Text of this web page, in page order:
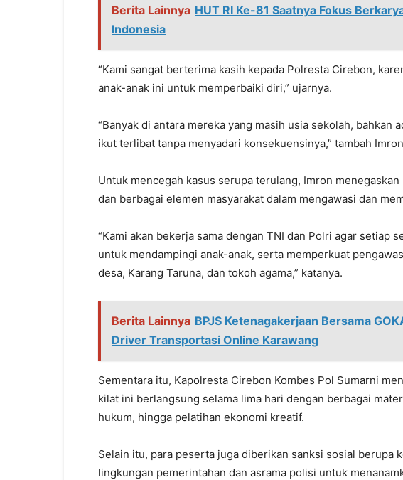
Berita Lainnya HUT RI Ke-81 Saatnya Fokus
Indonesia
“Kami sangat berterima kasih kepada Polresta Cirebon,
anak-anak ini untuk memperbaiki diri,” ujarnya.
“Banyak di antara mereka yang masih usia sekolah, bahkan
ikut terlibat tanpa menyadari konsekuensinya,” tambah
Untuk mencegah kasus serupa terulang, Imron
dan berbagai elemen masyarakat dalam mengawasi dan
“Kami akan bekerja sama dengan TNI dan Polri agar setiap
untuk mendampingi anak-anak, serta memperkuat
desa, Karang Taruna, dan tokoh agama,” katanya.
Berita Lainnya BPJS Ketenagakerjaan Bersama
Driver Transportasi Online Karawang
Sementara itu, Kapolresta Cirebon Kombes Pol Sumarni
kilat ini berlangsung selama lima hari dengan berbagai
hukum, hingga pelatihan ekonomi kreatif.
Selain itu, para peserta juga diberikan sanksi sosial berupa
lingkungan pemerintahan dan asrama polisi untuk